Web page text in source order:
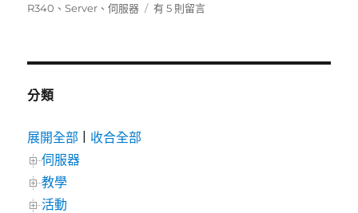
日
R340 、Server 、伺服器
在
有 5 則留言
分類
展開全部
收合全部
伺服器
教學
活動